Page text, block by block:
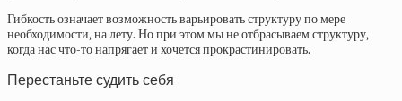
Гибкость означает возможность варьировать структуру по мере
необходимости, на лету. Но при этом мы не отбрасываем структуру,
когда нас что-то напрягает и хочется прокрастинировать.
Перестаньте судить себя